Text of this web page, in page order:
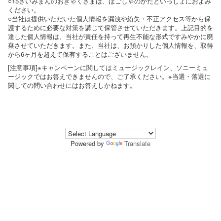
ください。
○当社は提供いただいた個人情報を漏洩や紛失・不正アクセス等から保
護するために必要な対策を講じて保管させていただきます。上記目的を
達した個人情報は、当社が責任を持って再生不能な形式ですみやかに廃
棄させていただきます。また、当社は、お預かりした個人情報を、取得
から6ヶ月を超えて保有することはございません。
[注意事項]※キャンペーンに関してはミュージックレイン、ソニーミュ
ージックではお答えできませんので、ご了承ください。※当選・落選に
関しての問い合わせにはお答えしかねます。
Powered by Translate